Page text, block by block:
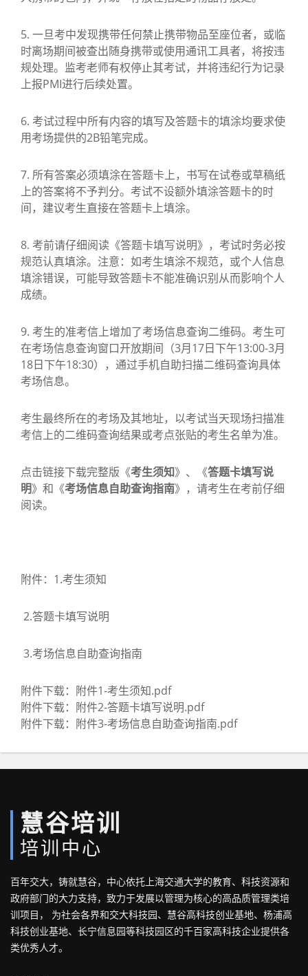
5. 一旦考中发现携带任何禁止携带物品至座位者，或临
时离场期间被查出随身携带或使用通讯工具者，将按违
规处理。监考老师有权停止其考试，并将违纪行为记录
上报PMI进行后续处置。
6. 考试过程中所有内容的填写及答题卡的填涂均要求使
用考场提供的2B铅笔完成。
7. 所有答案必须填涂在答题卡上，书写在试卷或草稿纸
上的答案将不予判分。考试不设额外填涂答题卡的时
间，建议考生直接在答题卡上填涂。
8. 考前请仔细阅读《答题卡填写说明》，考试时务必按
规范认真填涂。注意：如考生填涂不规范，或个人信息
填涂错误，可能导致答题卡不能准确识别从而影响个人
成绩。
9. 考生的准考信上增加了考场信息查询二维码。考生可
在考场信息查询窗口开放期间（3月17日下午13:00-3月
18日下午18:30），通过手机自助扫描二维码查询具体
考场信息。
考生最终所在的考场及其地址，以考试当天现场扫描准
考信上的二维码查询结果或考点张贴的考生名单为准。
点击链接下载完整版《考生须知》、《答题卡填写说
明》和《考场信息自助查询指南》，请考生在考前仔细
阅读。
附件：1.考生须知
2.答题卡填写说明
3.考场信息自助查询指南
附件下载： 附件1-考生须知.pdf
附件下载： 附件2-答题卡填写说明.pdf
附件下载： 附件3-考场信息自助查询指南.pdf
慧谷培训
培训中心
百年交大，铸就慧谷，中心依托上海交通大学的教育、科技资源和
政府部门的大力支持，致力于发展以管理为核心的高品质管理类培
训项目， 为社会各界和交大科技园、慧谷高科技创业基地、杨浦高
科技创业基地、长宁信息园等科技园区的千百家高科技企业提供各
类优秀人才。